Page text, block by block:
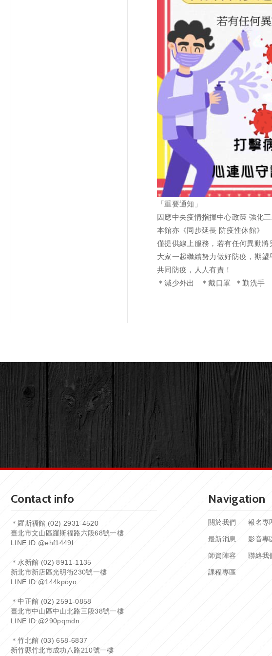
「重要通知」
因應中央疫情指揮中心政策 強化
本館亦《同步延長 防疫性休館》
僅提供線上服務，若有任何異動將
大家一起繼續努力做好防疫，期
共同防疫，人人有責！
＊減少外出 ＊戴口罩 ＊勤洗手
Contact info
＊羅斯福館 (02) 2931-4520
臺北市文山區羅斯福路六段68號一樓
LINE ID:@ehf1449l
＊水新館 (02) 8911-1135
新北市新店區光明街230號一樓
LINE ID:@144kpoyo
＊中正館 (02) 2591-0858
臺北市中山區中山北路三段38號一樓
LINE ID:@290pqmdn
＊竹北館 (03) 658-6837
新竹縣竹北市成功八路210號一樓
Navigation
關於我們
最新消息
師資陣容
課程專區
報名專
影音專
聯絡我